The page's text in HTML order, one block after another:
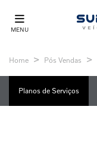
MENU
Home Pós Vendas
Planos de Serviços